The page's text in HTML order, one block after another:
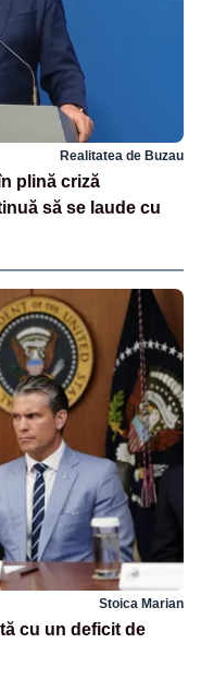
Realitatea de Buzau
plină criză
să se laude cu
Stoica Marian
cu un deficit de